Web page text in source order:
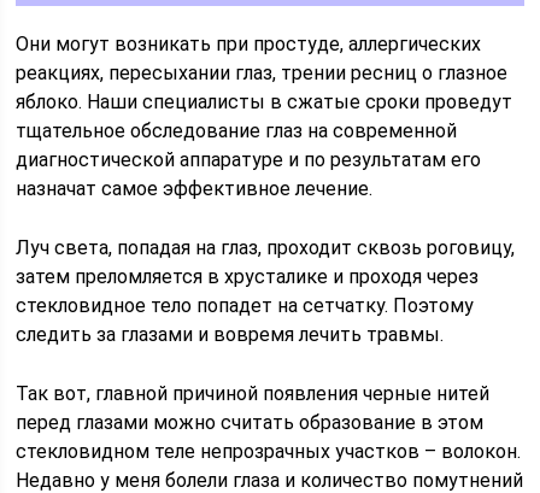
Они могут возникать при простуде, аллергических
реакциях, пересыхании глаз, трении ресниц о глазное
яблоко. Наши специалисты в сжатые сроки проведут
тщательное обследование глаз на современной
диагностической аппаратуре и по результатам его
назначат самое эффективное лечение.
Луч света, попадая на глаз, проходит сквозь роговицу,
затем преломляется в хрусталике и проходя через
стекловидное тело попадет на сетчатку. Поэтому
следить за глазами и вовремя лечить травмы.
Так вот, главной причиной появления черные нитей
перед глазами можно считать образование в этом
стекловидном теле непрозрачных участков – волокон.
Недавно у меня болели глаза и количество помутнений